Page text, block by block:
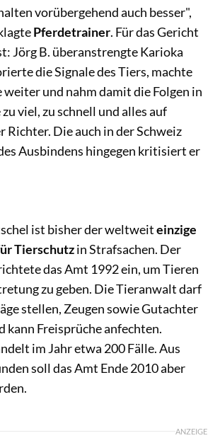
vorübergehend auch besser",
Pferdetrainer. Für das Gericht
Jörg B. überanstrengte Karioka
die Signale des Tiers, machte
und nahm damit die Folgen in
viel, zu schnell und alles auf
Richter. Die auch in der Schweiz
Ausbindens hingegen kritisiert er
ist bisher der weltweiteinzige
Tierschutzin Strafsachen. Der
das Amt 1992 ein, um Tieren
zu geben. Die Tieranwalt darf
stellen, Zeugen sowie Gutachter
kann Freisprüche anfechten.
im Jahr etwa 200 Fälle. Aus
soll das Amt Ende 2010 aber
ANZEIGE